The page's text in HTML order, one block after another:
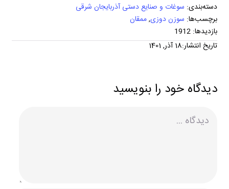
دسته‌بندی: سوغات و صنایع دستی آذربایجان شرقی
برچسب‌ها: سوزن دوزی,ممقان
بازدیدها: 1912
تاریخ انتشار:18 آذر, 1401
دیدگاه خود را بنویسید